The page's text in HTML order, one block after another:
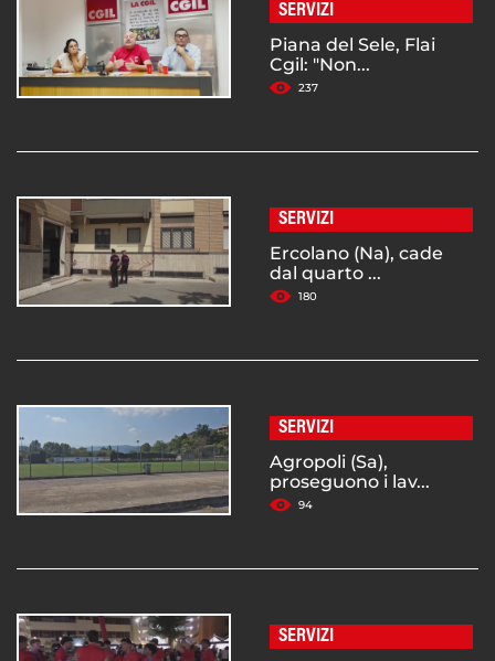
SERVIZI
Piana del Sele, Flai
Cgil: "Non...
237
SERVIZI
Ercolano (Na), cade
dal quarto ...
180
SERVIZI
Agropoli (Sa),
proseguono i lav...
94
SERVIZI